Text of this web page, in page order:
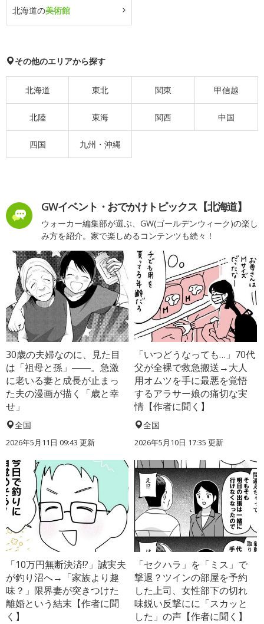
北海道の美術館
その他のエリアから探す
北海道 東北 関東 甲信越
北陸 東海 関西 中国
四国 九州・沖縄
GWイベント・おでかけトピックス【北海道】
ウォーカー編集部が選ぶ、GW(ゴールデンウィーク)の楽し
み方を紹介。家で楽しめるコンテンツも続々！
30歳の夫婦なのに、見た目
は「祖母と孫」――。急激
に老いる妻と成長が止まっ
た夫の漫画が描く「歳と幸
せ」
全国
2026年5月11日 09:43 更新
「いつどうなっても…」70代
父が全裸で救急搬送→大人
用オムツを手に最悪を覚悟
するアラサー娘の痛切な実
情【作者に聞く】
全国
2026年5月10日 17:35 更新
「10万円無断決済!?」誠実夫
が釣り沼へ→「家族より趣
味？」限界妻が突きつけた
離婚という結末【作者に聞
く】
「セクハラ」を「ミス」で
撃退？ツインの部屋を予約
した上司、女性部下の切れ
味鋭い反撃にに「スカッと
した」の声【作者に聞く】